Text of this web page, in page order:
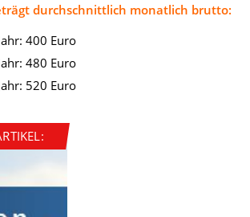
durchschnittlich monatlich brutto:
400 Euro
480 Euro
520 Euro